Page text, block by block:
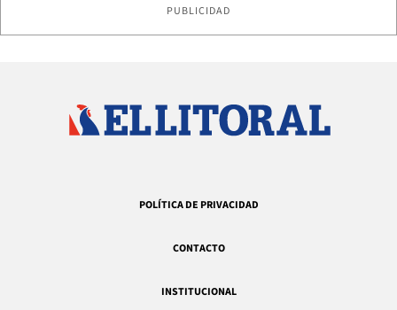
PUBLICIDAD
POLÍTICA DE PRIVACIDAD
CONTACTO
INSTITUCIONAL